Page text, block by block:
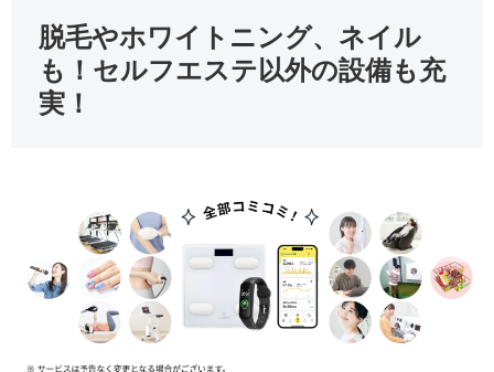
脱毛やホワイトニング、ネイル
も！セルフエステ以外の設備も充
実！